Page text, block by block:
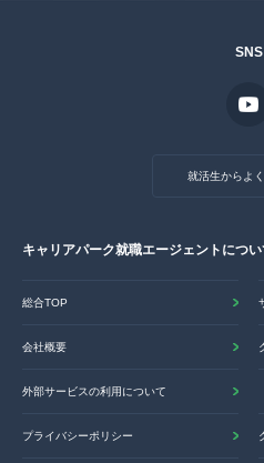
SNS
就活生からよ
キャリアパーク就職エージェントについ
総合TOP
会社概要
外部サービスの利用について
プライバシーポリシー